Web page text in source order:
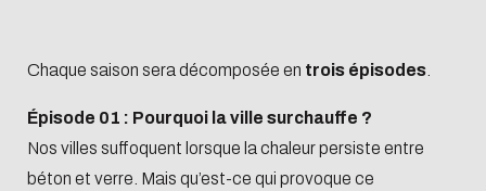
Chaque saison sera décomposée en trois épisodes
Épisode 01 : Pourquoi la ville surchauffe ?
Nos villes suffoquent lorsque la chaleur persiste entre
béton et verre. Mais qu’est-ce qui provoque ce